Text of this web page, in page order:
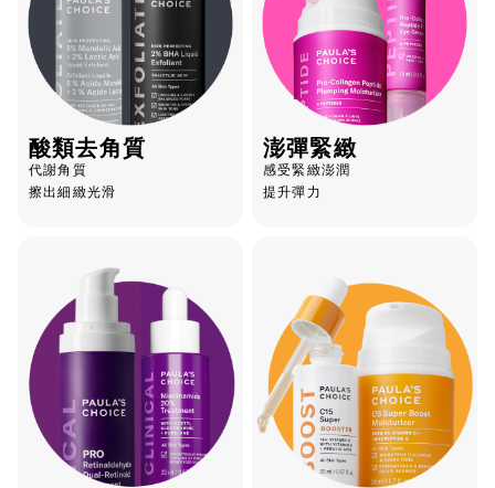
酸類去角質
代謝角質
擦出細緻光滑
澎彈緊緻
感受緊緻澎潤
提升彈力